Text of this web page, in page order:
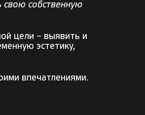
свою собственную
цели – выявить и
эстетику,
впечатлениями.